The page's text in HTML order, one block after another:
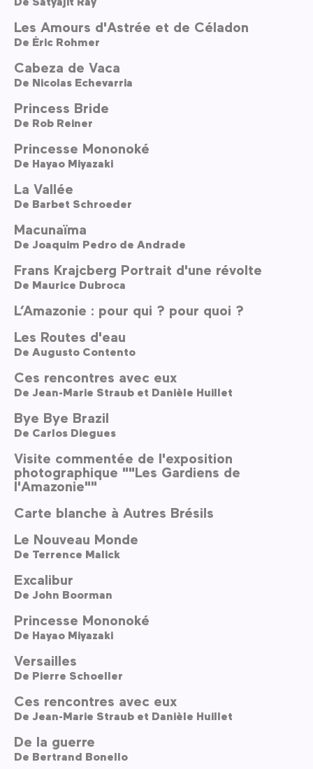
Les Amours d'Astrée et de Céladon
De Éric Rohmer
Cabeza de Vaca
De Nicolas Echevarria
Princess Bride
De Rob Reiner
Princesse Mononoké
De Hayao Miyazaki
La Vallée
De Barbet Schroeder
Macunaïma
De Joaquim Pedro de Andrade
Frans Krajcberg Portrait d'une révolte
De Maurice Dubroca
L’Amazonie : pour qui ? pour quoi ?
Les Routes d'eau
De Augusto Contento
Ces rencontres avec eux
De Jean-Marie Straub et Danièle Huillet
Bye Bye Brazil
De Carlos Diegues
Visite commentée de l'exposition
photographique ""Les Gardiens de
l'Amazonie""
Carte blanche à Autres Brésils
Le Nouveau Monde
De Terrence Malick
Excalibur
De John Boorman
Princesse Mononoké
De Hayao Miyazaki
Versailles
De Pierre Schoeller
Ces rencontres avec eux
De Jean-Marie Straub et Danièle Huillet
De la guerre
De Bertrand Bonello